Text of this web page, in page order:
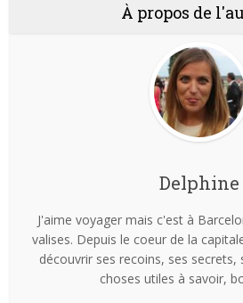
À propos de
Delphine
J'aime voyager mais c'est à
valises. Depuis le coeur de la
découvrir ses recoins, ses secrets,
choses utiles à savoir,